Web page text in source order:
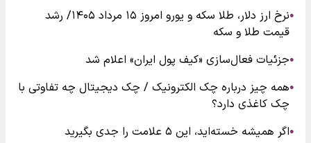
●
نرخ ارز دلار، طلا سکه و یورو امروز ۱۵ مرداد ۱۴۰۵/ رشد
قیمت طلا و سکه
●جزئیات فعال‌سازی «کیف پول ایران» اعلام شد
●همه چیز درباره چک الکترونیک / چک دیجیتال چه تفاوتی با
چک کاغذی دارد؟
●اگر همیشه خسته‌اید، این ۵ علامت را جدی بگیرید